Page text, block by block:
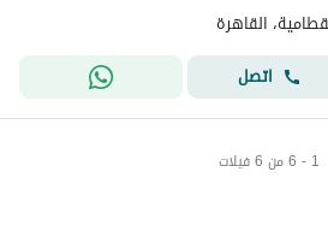
القاهرة
اتصل
1 - 6 من 6 فيلات